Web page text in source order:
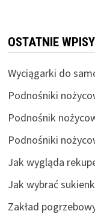
OSTATNIE WPISY
Wyciągarki do
Podnośniki
Podnośnik
Podnośniki
Jak wygląda
Jak wybrać
Zakład